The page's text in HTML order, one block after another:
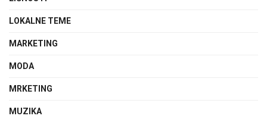
LOKALNE TEME
MARKETING
MODA
MRKETING
MUZIKA